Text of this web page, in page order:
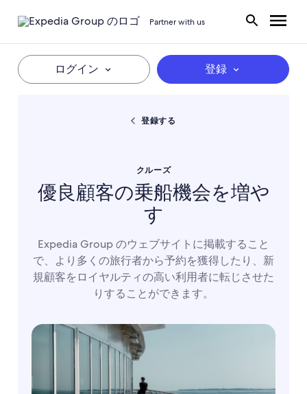
Partner with us
ログイン 登録
登録する
クルーズ
優良顧客の乗船機会を増や
す
Expedia Group のウェブサイトに掲載すること
で、より多くの旅行者から予約を獲得したり、新
規顧客をロイヤルティの高い利用者に転じさせた
りすることができます。